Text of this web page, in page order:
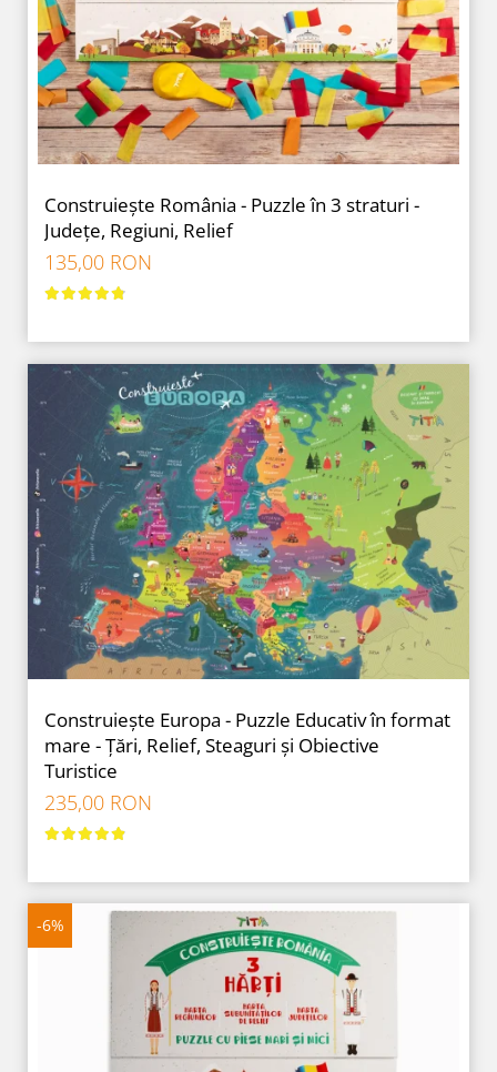
9 Ani
10 Ani
11 - 14 Ani
14+ Ani
Colecția Păcălici
TOATE JOCURILE
Construiește România - Puzzle în 3 straturi -
Județe, Regiuni, Relief
135,00 RON
Construiește Europa - Puzzle Educativ în format
mare - Țări, Relief, Steaguri și Obiective
Turistice
235,00 RON
-6%